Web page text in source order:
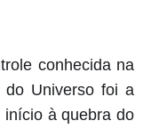
conhecida na
do Universo foi a
início à quebra do